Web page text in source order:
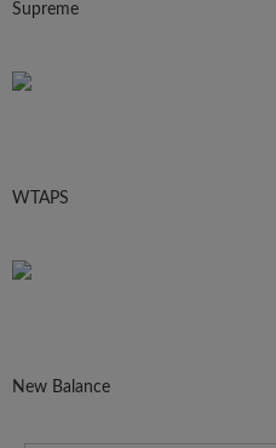
Supreme
WTAPS
New Balance